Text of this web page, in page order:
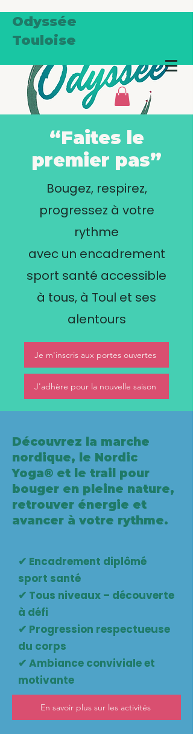
Odyssée
Touloise
“Faites le
premier pas”
Bougez, respirez,
progressez à votre
rythme
avec un encadrement
sport santé accessible
à tous, à Toul et ses
alentours
Je m'inscris aux portes ouvertes
J'adhère pour la nouvelle saison
Découvrez la marche
nordique, le Nordic
Yoga® et le trail pour
bouger en pleine nature,
retrouver énergie et
avancer à votre rythme.
✔ Encadrement diplômé
sport santé
✔ Tous niveaux – découverte
à défi
✔ Progression respectueuse
du corps
✔ Ambiance conviviale et
motivante
En savoir plus sur les activités